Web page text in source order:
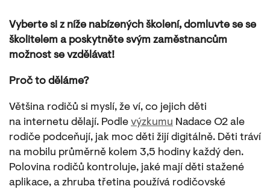
Vyberte si z níže nabízených školení, domluvte se se
školitelem a poskytněte svým zaměstnancům
možnost se vzdělávat!
Proč to děláme?
Většina rodičů si myslí, že ví, co jejich děti
na internetu dělají. Podle výzkumu Nadace O2 ale
rodiče podceňují, jak moc děti žijí digitálně. Děti tráví
na mobilu průměrně kolem 3,5 hodiny každý den.
Polovina rodičů kontroluje, jaké mají děti stažené
aplikace, a zhruba třetina používá rodičovské